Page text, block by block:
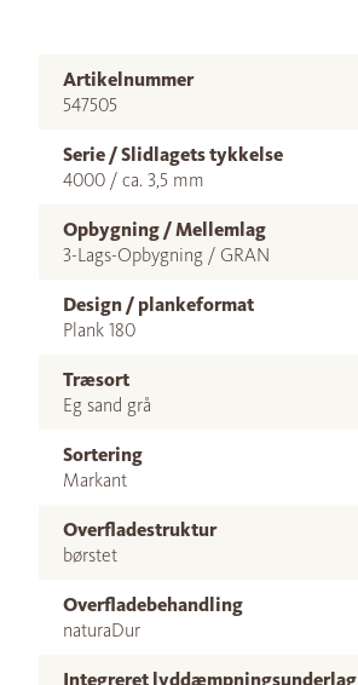
Artikelnummer
547505
Serie / Slidlagets tykkelse
4000 / ca. 3,5 mm
Opbygning / Mellemlag
3-Lags-Opbygning / GRAN
Design / plankeformat
Plank 180
Træsort
Eg sand grå
Sortering
Markant
Overfladestruktur
børstet
Overfladebehandling
naturaDur
Integreret lyddæmpningsunderlag